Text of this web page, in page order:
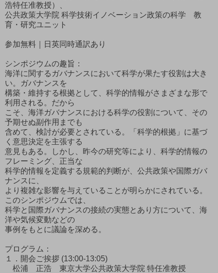
浩特任准教授）、
公共政策大学院 科学技術イノベーション政策の科学 教
育・研究ユニット
参加無料｜日英同時通訳あり
シンポジウムの趣旨：
海洋に関するガバナンスにおいて科学が果たす役割は大き
い。ガバナンスを
構築・維持する根拠として、科学的情報がさまざまな形で
利用される。だから
こそ、海洋ガバナンスにおける科学の役割について、その
予期せぬ副作用までも
含めて、検討が必要とされている。「科学的根拠」に基づ
く意思決定を主張する
意見もある。しかし、昨今の研究等により、科学的情報の
フレーミング、正当な
科学的情報を定義する規範的判断が、公共政策や国際ガバ
ナンスに、
より複雑な影響を与えていることが明らかにされている。
このシンポジウムでは、
科学と国際ガバナンスの接続の実態とあり方について、海
洋や気候変動などの
事例をもとに議論を深める。
プログラム：
１．開会ご挨拶 (13:00-13:05)
松浦 正浩 東京大学公共政策大学院 特任准教授